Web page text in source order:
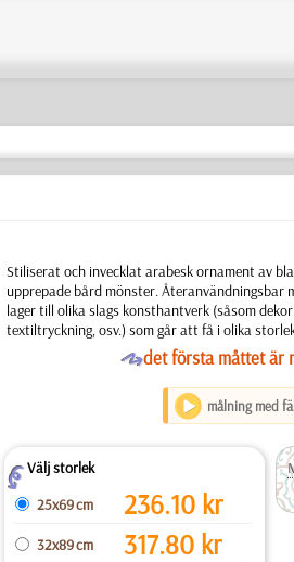
Stiliserat och invecklat arabesk ornament av
upprepade bård mönster. Återanvändningsbar
lager till olika slags konsthantverk (såsom
textiltryckning, osv.) som går att få i olika
Odet första måttet är
målning med
ZVälj storlek
25x69 cm
236.10kr
32x89 cm 317.80kr